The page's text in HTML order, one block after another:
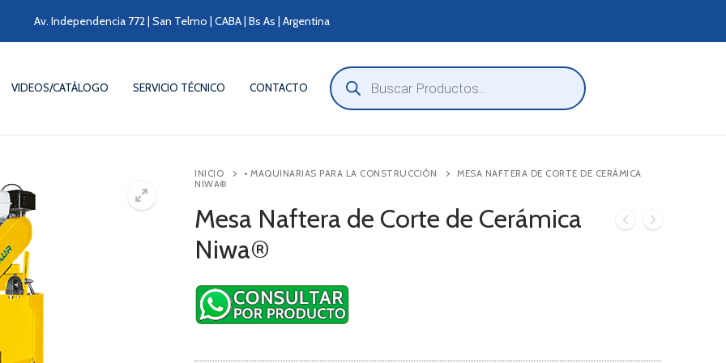
Av. Independencia 772 | San Telmo | CABA | Bs As | Argentina
VIDEOS/CATÁLOGO SERVICIO TÉCNICO CONTACTO
Búsqueda
de
productos
INICIO • MAQUINARIAS PARA LA CONSTRUCCIÓN
MESA NAFTERA DE CORTE DE CERÁMICA
NIWA®
Mesa Naftera de Corte de Cerámica
Niwa®